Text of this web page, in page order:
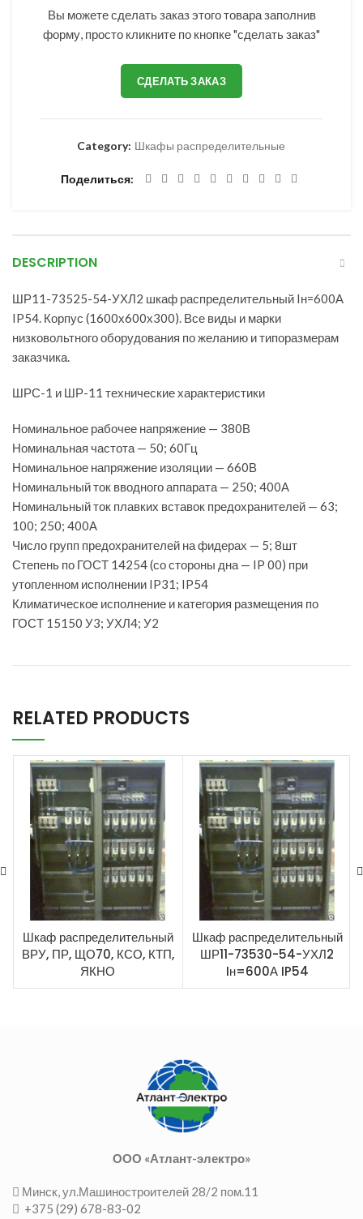
Вы можете сделать заказ этого товара заполнив
форму, просто кликните по кнопке "сделать заказ"
СДЕЛАТЬ ЗАКАЗ
Category: Шкафы распределительные
Поделиться
DESCRIPTION
ШР11-73525-54-УХЛ2 шкаф распределительный Iн=600А
IP54. Корпус (1600х600х300). Все виды и марки
низковольтного оборудования по желанию и типоразмерам
заказчика.
ШРС-1 и ШР-11 технические характеристики
Номинальное рабочее напряжение — 380В
Номинальная частота — 50; 60Гц
Номинальное напряжение изоляции — 660В
Номинальный ток вводного аппарата — 250; 400А
Номинальный ток плавких вставок предохранителей — 63;
100; 250; 400А
Число групп предохранителей на фидерах — 5; 8шт
Степень по ГОСТ 14254 (со стороны дна — IP 00) при
утопленном исполнении IP31; IP54
Климатическое исполнение и категория размещения по
ГОСТ 15150 У3; УХЛ4; У2
RELATED PRODUCTS
Шкаф распределительный
ВРУ, ПР, ЩО70, КСО, КТП,
ЯКНО
Шкаф распределительный
ШР11-73530-54-УХЛ2
Iн=600А IP54
ООО «Атлант-электро»
Минск, ул.Машиностроителей 28/2 пом.11
+375 (29) 678-83-02